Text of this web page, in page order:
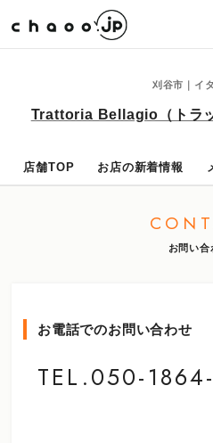
刈谷市｜イ
Trattoria Bellagio（トラ
店舗TOP お店の新着情報
お問い合
お電話でのお問い合わせ
TEL.050-